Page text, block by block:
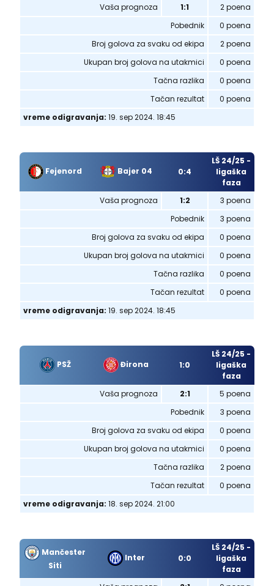
Vaša prognoza
1:1
2 poena
Pobednik
0 poena
Broj golova za svaku od ekipa
2 poena
Ukupan broj golova na utakmici
0 poena
Tačna razlika
0 poena
Tačan rezultat
0 poena
vreme odigravanja: 19. sep 2024. 18:45
Fejenord Bajer 04 0:4
LŠ 24/25 -
ligaška
faza
Vaša prognoza
1:2
3 poena
Pobednik
3 poena
Broj golova za svaku od ekipa
0 poena
Ukupan broj golova na utakmici
0 poena
Tačna razlika
0 poena
Tačan rezultat
0 poena
vreme odigravanja: 19. sep 2024. 18:45
PSŽ Đirona 1:0
LŠ 24/25 -
ligaška
faza
Vaša prognoza
2:1
5 poena
Pobednik
3 poena
Broj golova za svaku od ekipa
0 poena
Ukupan broj golova na utakmici
0 poena
Tačna razlika
2 poena
Tačan rezultat
0 poena
vreme odigravanja: 18. sep 2024. 21:00
Mančester
Siti
Inter 0:0
LŠ 24/25 -
ligaška
faza